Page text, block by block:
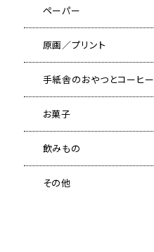
ペーパー
原画／プリント
手紙舎のおやつとコーヒー
お菓子
飲みもの
その他